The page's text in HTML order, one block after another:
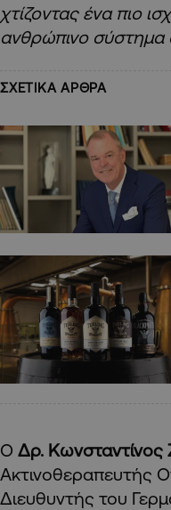
χτίζοντας ένα πιο
ανθρώπινο σύστημα
ΣΧΕΤΙΚΑ ΑΡΘΡΑ
Ο Δρ. Κωνσταντίνος
Ακτινοθεραπευτής
Διευθυντής του